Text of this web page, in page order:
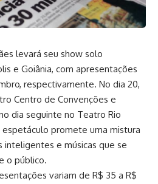
levará seu show solo
e Goiânia, com apresentações
respectivamente. No dia 20,
Centro de Convenções e
dia seguinte no Teatro Rio
espetáculo promete uma mistura
inteligentes e músicas que se
o público.
variam de R$ 35 a R$